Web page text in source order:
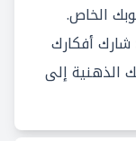
الخاص.
شارك أفكارك
الذهنية إلى